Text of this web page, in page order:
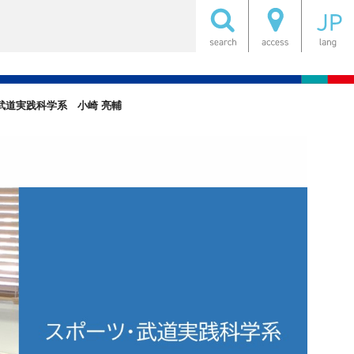
道実践科学系 小崎 亮輔